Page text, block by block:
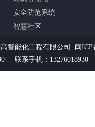
安全防范系统
智慧社区
智能化工程有限公司 闽ICP
联系手机：13276018930